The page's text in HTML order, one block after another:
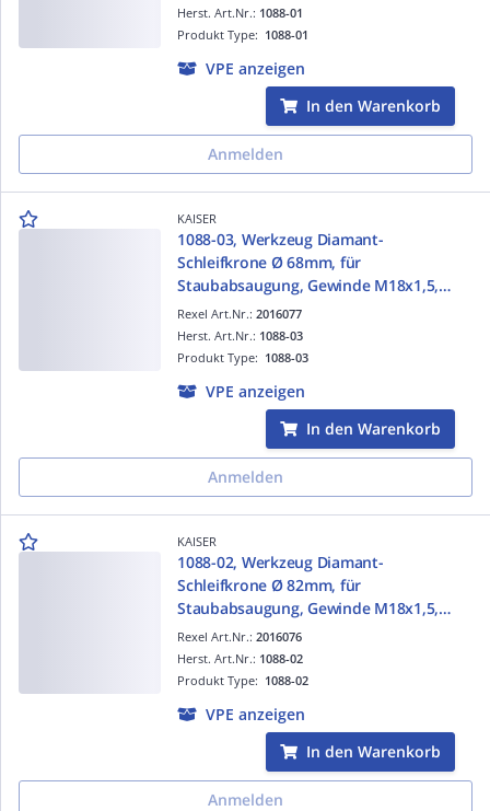
Produkt Type: 1088-01
Herst. Art.Nr.: 1088-01
VPE anzeigen
In den Warenkorb
Anmelden
KAISER
1088-03, Werkzeug Diamant-
Schleifkrone Ø 68mm, für
Staubabsaugung, Gewinde M18x1,5,
Arbeitstiefe max. 70mm
Rexel Art.Nr.: 2016077
Produkt Type: 1088-03
Herst. Art.Nr.: 1088-03
VPE anzeigen
In den Warenkorb
Anmelden
KAISER
1088-02, Werkzeug Diamant-
Schleifkrone Ø 82mm, für
Staubabsaugung, Gewinde M18x1,5,
Arbeitstiefe max. 70mm
Rexel Art.Nr.: 2016076
Produkt Type: 1088-02
Herst. Art.Nr.: 1088-02
VPE anzeigen
In den Warenkorb
Anmelden